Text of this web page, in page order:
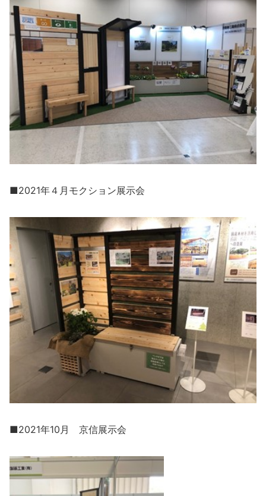
■2021年４月モクション展示会
■2021年10月 京信展示会